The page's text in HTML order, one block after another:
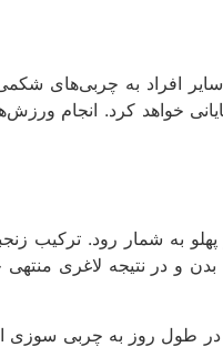
افراد به چربی‌های شکمی
خواهد کرد. انجام
پهلو به شمار رود.
و در نتیجه لاغری
در طول روز به چربی